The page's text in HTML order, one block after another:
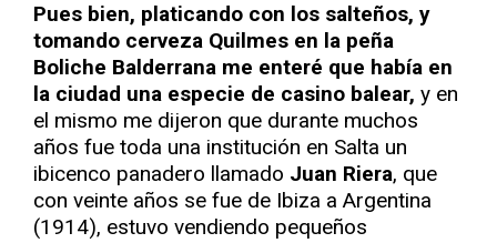
Pues bien, platicando con los salteños, y
tomando cerveza Quilmes en la peña
Boliche Balderrana me enteré que había en
la ciudad una especie de casino balear, y en
el mismo me dijeron que durante muchos
años fue toda una institución en Salta un
ibicenco panadero llamado Juan Riera, que
con veinte años se fue de Ibiza a Argentina
(1914), estuvo vendiendo pequeños